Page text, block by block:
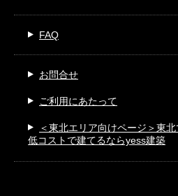
FAQ
お問合せ
ご利用にあたって
＜東北エリア向けページ＞東北
低コストで建てるならyess建築